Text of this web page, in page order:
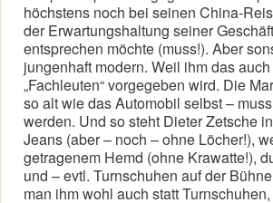
höchstens noch bei seinen China-
der Erwartungshaltung seiner
entsprechen möchte (muss!). Aber
jungenhaft modern. Weil ihm das
„Fachleuten“ vorgegeben wird. Die
so alt wie das Automobil selbst –
werden. Und so steht Dieter Zetsche
Jeans (aber – noch – ohne Löcher!),
getragenem Hemd (ohne Krawatte!),
und – evtl. Turnschuhen auf der
man ihm wohl auch statt